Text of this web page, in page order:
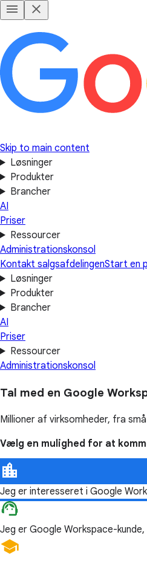
Skip to main content
Løsninger
Produkter
Brancher
AI
Priser
Ressourcer
Administrationskonsol
Kontakt salgsafdelingenStart en
Løsninger
Produkter
Brancher
AI
Priser
Ressourcer
Administrationskonsol
Tal med en Google
Millioner af virksomheder, fra
Vælg en mulighed for at
Jeg er interesseret i Google
Jeg er Google Workspace-